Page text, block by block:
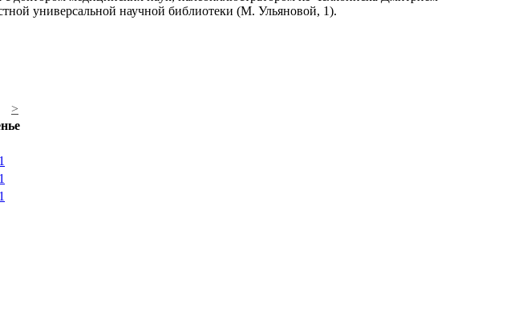
универсальной научной библиотеки (М. Ульяновой, 1).
>